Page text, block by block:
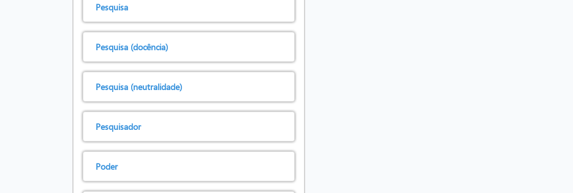
Pesquisa
Pesquisa (docência)
Pesquisa (neutralidade)
Pesquisador
Poder